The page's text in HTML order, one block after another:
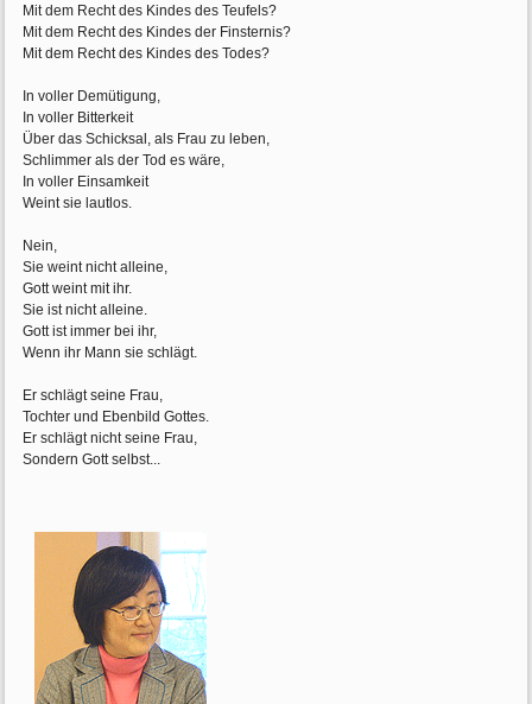
Mit dem Recht des Kindes des Teufels?
Mit dem Recht des Kindes der Finsternis?
Mit dem Recht des Kindes des Todes?
In voller Demütigung,
In voller Bitterkeit
Über das Schicksal, als Frau zu leben,
Schlimmer als der Tod es wäre,
In voller Einsamkeit
Weint sie lautlos.
Nein,
Sie weint nicht alleine,
Gott weint mit ihr.
Sie ist nicht alleine.
Gott ist immer bei ihr,
Wenn ihr Mann sie schlägt.
Er schlägt seine Frau,
Tochter und Ebenbild Gottes.
Er schlägt nicht seine Frau,
Sondern Gott selbst...